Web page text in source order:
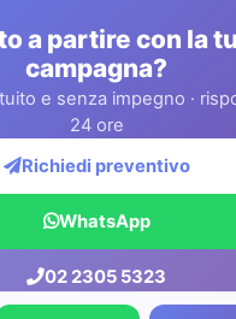
a partire con la
campagna?
e senza impegno ·
24 ore
Richiedi preventivo
WhatsApp
02 2305 5323